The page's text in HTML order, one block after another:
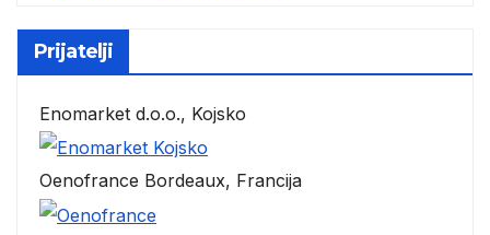
Prijatelji
Enomarket d.o.o., Kojsko
Oenofrance Bordeaux, Francija